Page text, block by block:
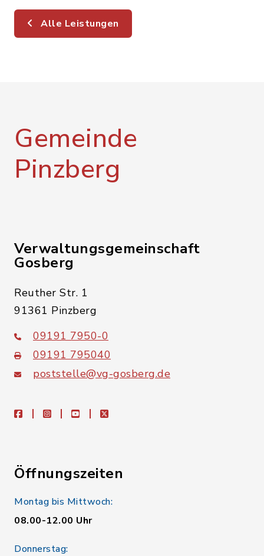
Alle Leistungen
Gemeinde
Pinzberg
Verwaltungsgemeinschaft
Gosberg
Reuther Str. 1
91361 Pinzberg
09191 7950-0
09191 795040
poststelle@vg-gosberg.de
facebookinstagramyoutubeX
Öffnungszeiten
Montag bis Mittwoch:
08.00-12.00 Uhr
Donnerstag: